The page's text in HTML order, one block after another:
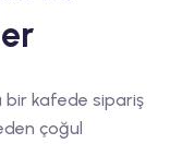
bir kafede sipariş
çoğul